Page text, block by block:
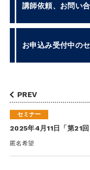
講師依頼、お問い
お申込み受付中の
PREV
セミナー
2025年4月11日「第21回
匿名希望